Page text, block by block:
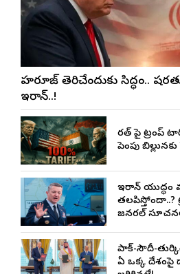
హర్మూజ్ తెరిచేందుకు సిద్ధం..
ఇరాన్..!
భారత్ పై ట్రంప్
పెంపు
ఇరాన్ యుద్ధం
తలపిస్తోందా..?
జనరల్
పాక్-సౌదీ-
ఏ ఒక్క